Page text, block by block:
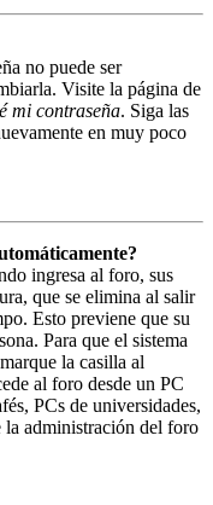
no puede ser
Visite la página de
mi contraseña. Siga las
en muy poco
ingresa al foro, sus
que se elimina al salir
Esto previene que su
Para que el sistema
la casilla al
al foro desde un PC
PCs de universidades,
administración del foro